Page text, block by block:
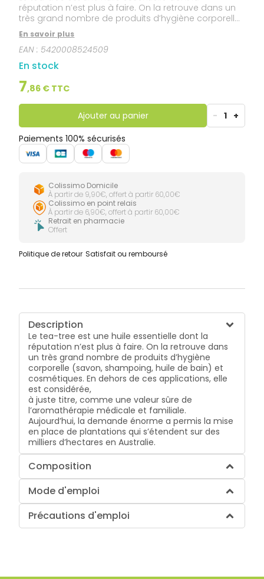
réputation n’est plus à faire. On la retrouve dans un
très grand nombre de produits d’hygiène corporelle
(savon, shampoing, huile de bain) et cosmétiques.
En dehors de ces applications, elle est considérée, à
juste titre, comme une valeur sûre de
l’aromathérapie médicale et familiale. Aujourd’hui, la
demande énorme a permis la mise en place de
plantations qui s’étendent sur des milliers d’hectares
en Australie.
En savoir plus
EAN : 5420008524509
En stock
7,86 € TTC
Ajouter au panier - 1 +
Paiements 100% sécurisés
Colissimo Domicile
À partir de 9,90€, offert à partir 60,00€
Colissimo en point relais
À partir de 6,90€, offert à partir 60,00€
Retrait en pharmacie
Offert
Politique de retour Satisfait ou remboursé
Description
Le tea-tree est une huile essentielle dont la
réputation n’est plus à faire. On la retrouve dans
un très grand nombre de produits d’hygiène
corporelle (savon, shampoing, huile de bain) et
cosmétiques. En dehors de ces applications, elle
est considérée,
à juste titre, comme une valeur sûre de
l’aromathérapie médicale et familiale.
Aujourd’hui, la demande énorme a permis la mise
en place de plantations qui s’étendent sur des
milliers d’hectares en Australie.
Composition
Mode d'emploi
Précautions d'emploi